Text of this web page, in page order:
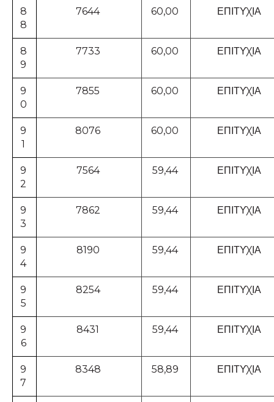
8
8
7644 60,00 ΕΠΙΤΥΧΙΑ
8
9
7733 60,00 ΕΠΙΤΥΧΙΑ
9
0
7855 60,00 ΕΠΙΤΥΧΙΑ
9
1
8076 60,00 ΕΠΙΤΥΧΙΑ
9
2
7564 59,44 ΕΠΙΤΥΧΙΑ
9
3
7862 59,44 ΕΠΙΤΥΧΙΑ
9
4
8190 59,44 ΕΠΙΤΥΧΙΑ
9
5
8254 59,44 ΕΠΙΤΥΧΙΑ
9
6
8431 59,44 ΕΠΙΤΥΧΙΑ
9
7
8348 58,89 ΕΠΙΤΥΧΙΑ